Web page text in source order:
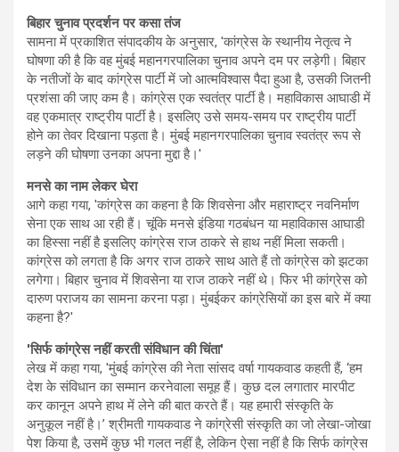
बिहार चुनाव प्रदर्शन पर कसा तंज
सामना में प्रकाशित संपादकीय के अनुसार, 'कांग्रेस के स्थानीय नेतृत्व ने
घोषणा की है कि वह मुंबई महानगरपालिका चुनाव अपने दम पर लड़ेगी। बिहार
के नतीजों के बाद कांग्रेस पार्टी में जो आत्मविश्वास पैदा हुआ है, उसकी जितनी
प्रशंसा की जाए कम है। कांग्रेस एक स्वतंत्र पार्टी है। महाविकास आघाडी में
वह एकमात्र राष्ट्रीय पार्टी है। इसलिए उसे समय-समय पर राष्ट्रीय पार्टी
होने का तेवर दिखाना पड़ता है। मुंबई महानगरपालिका चुनाव स्वतंत्र रूप से
लड़ने की घोषणा उनका अपना मुद्दा है।'
मनसे का नाम लेकर घेरा
आगे कहा गया, 'कांग्रेस का कहना है कि शिवसेना और महाराष्ट्र नवनिर्माण
सेना एक साथ आ रही हैं। चूंकि मनसे इंडिया गठबंधन या महाविकास आघाडी
का हिस्सा नहीं है इसलिए कांग्रेस राज ठाकरे से हाथ नहीं मिला सकती।
कांग्रेस को लगता है कि अगर राज ठाकरे साथ आते हैं तो कांग्रेस को झटका
लगेगा। बिहार चुनाव में शिवसेना या राज ठाकरे नहीं थे। फिर भी कांग्रेस को
दारुण पराजय का सामना करना पड़ा। मुंबईकर कांग्रेसियों का इस बारे में क्या
कहना है?'
'सिर्फ कांग्रेस नहीं करती संविधान की चिंता'
लेख में कहा गया, 'मुंबई कांग्रेस की नेता सांसद वर्षा गायकवाड कहती हैं, ‘हम
देश के संविधान का सम्मान करनेवाला समूह हैं। कुछ दल लगातार मारपीट
कर कानून अपने हाथ में लेने की बात करते हैं। यह हमारी संस्कृति के
अनुकूल नहीं है।’ श्रीमती गायकवाड ने कांग्रेसी संस्कृति का जो लेखा-जोखा
पेश किया है, उसमें कुछ भी गलत नहीं है, लेकिन ऐसा नहीं है कि सिर्फ कांग्रेस